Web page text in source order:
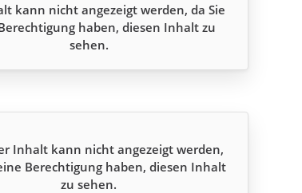
kann nicht angezeigt werden, da Sie
haben, diesen Inhalt zu
sehen.
Inhalt kann nicht angezeigt werden,
Berechtigung haben, diesen Inhalt
zu sehen.